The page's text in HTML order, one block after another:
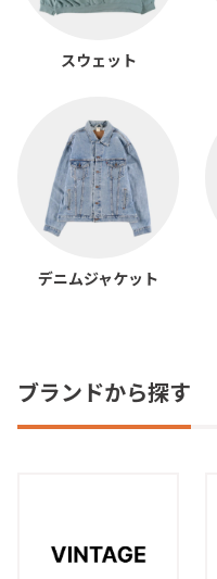
スウェット
デニムジャケット
ブランドから探す